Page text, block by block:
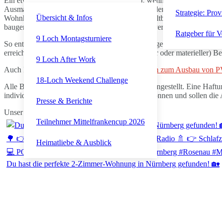
Übersicht & Infos
9 Loch Montagsturniere
9 Loch After Work
18-Loch Weekend Challenge
Presse & Berichte
Teilnehmer Mittelfrankencup 2026
Heimatliebe & Ausblick
Strategie:
Ratgeber für
Ausmaße des Wohnhauses mit dem Altbestand identisch sind und
Wohnhaus als anders („aliud“) gegenüber dem Altbestand
baugenehmigungsfreie Baumaßnahmen so sehr verändert werden,
So entschieden die Richter des Oberverwaltungsgerichts NRW
erreicht werden könne, da ein etwaiger (formeller oder materieller)
Auch Interessant:
Umsatzsteuerliche Maßnahmen zum Ausbau von
Alle Beiträge sind nach bestem Wissen zusammengestellt. Eine
individuellen Besonderheiten jedes Einzelfalls können und sollen die
Unser Kanal auf YouTube
Du hast die perfekte 2-Zimmer-Wohnung in Nürnberg gefunden! 🏡